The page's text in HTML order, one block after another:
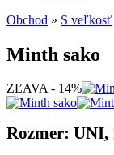
Obchod » S veľkosť
Minth sako
ZĽAVA - 14%
Rozmer: UNI,